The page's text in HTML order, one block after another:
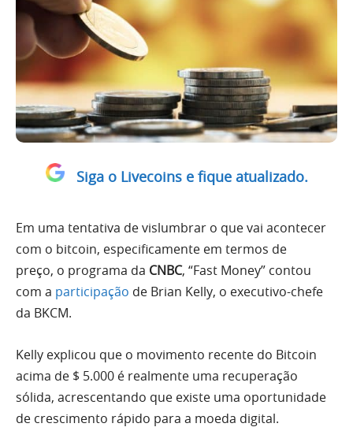
Siga o Livecoins e fique atualizado.
Em uma tentativa de vislumbrar o que vai acontecer
com o bitcoin, especificamente em termos de
preço, o programa da CNBC, “Fast Money” contou
com a participação de Brian Kelly, o executivo-chefe
da BKCM.
Kelly explicou que o movimento recente do Bitcoin
acima de $ 5.000 é realmente uma recuperação
sólida, acrescentando que existe uma oportunidade
de crescimento rápido para a moeda digital.